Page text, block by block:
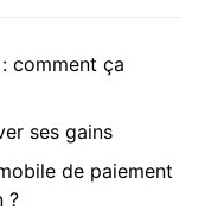
comment ça
ses gains
de paiement
?